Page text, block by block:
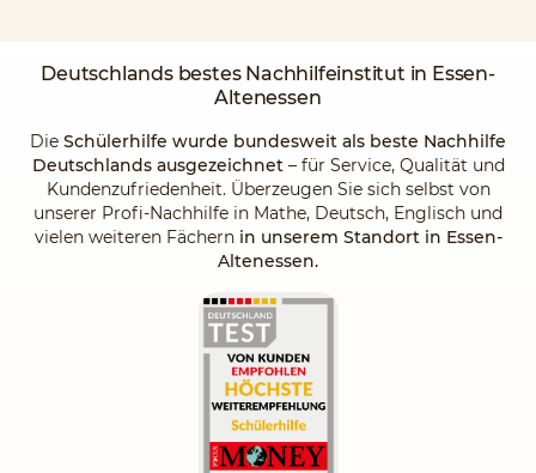
Deutschlands bestes Nachhilfeinstitut in Essen-
Altenessen
Die Schülerhilfe wurde bundesweit als beste Nachhilfe
Deutschlands ausgezeichnet – für Service, Qualität und
Kundenzufriedenheit. Überzeugen Sie sich selbst von
unserer Profi-Nachhilfe in Mathe, Deutsch, Englisch und
vielen weiteren Fächern in unserem Standort in Essen-
Altenessen.